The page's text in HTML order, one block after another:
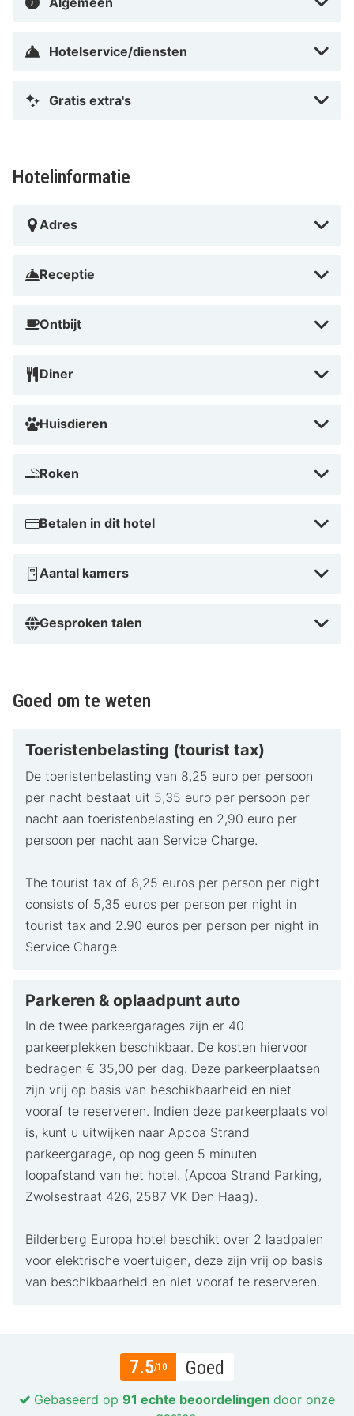
Hotelservice/diensten
Gratis extra's
Hotelinformatie
Adres
Receptie
Ontbijt
Diner
Huisdieren
Roken
Betalen in dit hotel
Aantal kamers
Gesproken talen
Goed om te weten
Toeristenbelasting (tourist tax)
De toeristenbelasting van 8,25 euro per persoon
per nacht bestaat uit 5,35 euro per persoon per
nacht aan toeristenbelasting en 2,90 euro per
persoon per nacht aan Service Charge.
The tourist tax of 8,25 euros per person per night
consists of 5,35 euros per person per night in
tourist tax and 2.90 euros per person per night in
Service Charge.
Parkeren & oplaadpunt auto
In de twee parkeergarages zijn er 40
parkeerplekken beschikbaar. De kosten hiervoor
bedragen € 35,00 per dag. Deze parkeerplaatsen
zijn vrij op basis van beschikbaarheid en niet
vooraf te reserveren. Indien deze parkeerplaats vol
is, kunt u uitwijken naar Apcoa Strand
parkeergarage, op nog geen 5 minuten
loopafstand van het hotel. (Apcoa Strand Parking,
Zwolsestraat 426, 2587 VK Den Haag).
Bilderberg Europa hotel beschikt over 2 laadpalen
voor elektrische voertuigen, deze zijn vrij op basis
van beschikbaarheid en niet vooraf te reserveren.
7.5/10 Goed
Gebaseerd op 91 echte beoordelingen door onze